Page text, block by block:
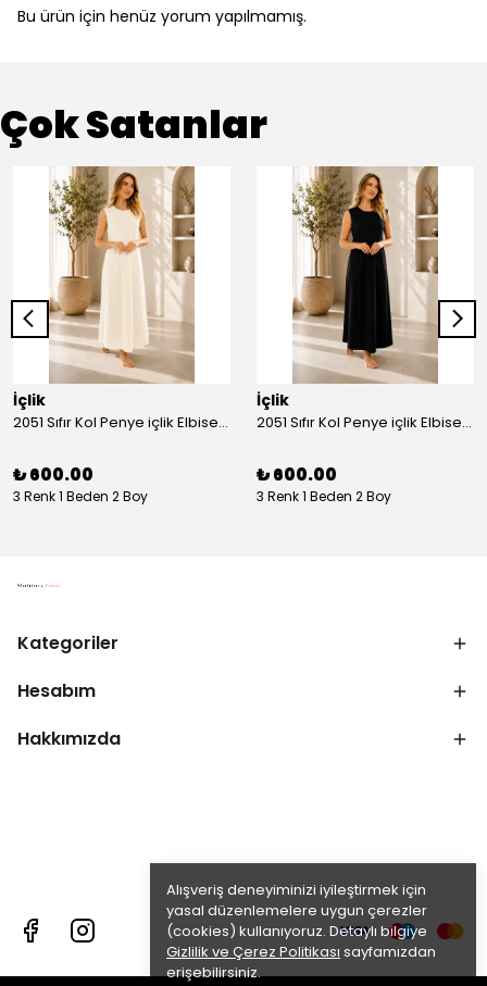
Alışveriş deneyiminizi iyileştirmek için
yasal düzenlemelere uygun çerezler
(cookies) kullanıyoruz. Detaylı bilgiye
Gizlilik ve Çerez Politikası sayfamızdan
erişebilirsiniz.
Bu ürün için henüz yorum yapılmamış.
Çok Satanlar
İçlik
2051 Sıfır Kol Penye içlik Elbise - Ekru
₺ 600.00
3 Renk 1 Beden 2 Boy
İçlik
2051 Sıfır Kol Penye içlik Elbise - Siyah
₺ 600.00
3 Renk 1 Beden 2 Boy
Kategoriler
Hesabım
Hakkımızda